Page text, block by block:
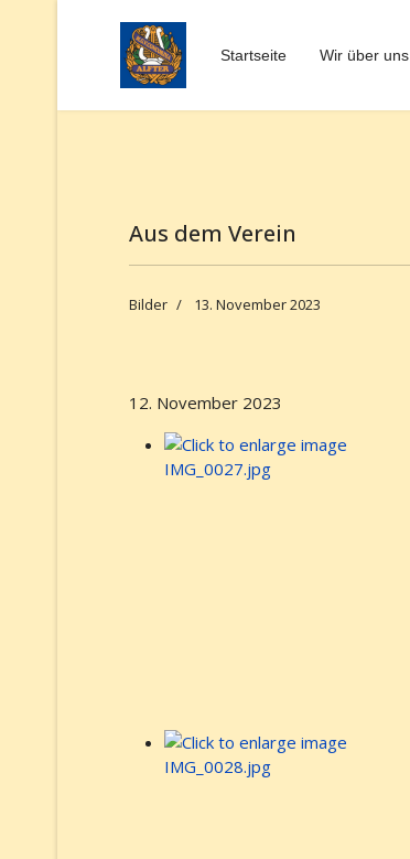
Startseite Wir über uns
Aus dem Verein
Bilder 13. November 2023
12. November 2023